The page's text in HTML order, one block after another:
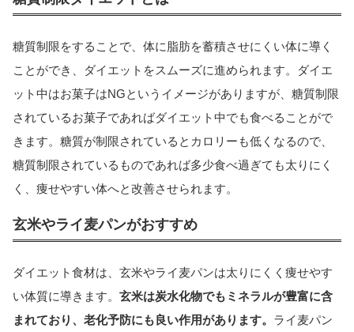
糖質制限をすることで、体に脂肪を蓄積させにくい体に導く
ことができ、ダイエットをスムーズに進められます。ダイエ
ット中はお菓子はNGというイメージがありますが、糖質制限
されているお菓子であればダイエット中でも食べることがで
きます。糖質が制限されているとカロリーも低くなるので、
糖質制限されているものであれば多少食べ過ぎても太りにく
く、痩せやすい体へと改善させられます。
玄米やライ麦パンがおすすめ
ダイエット食材は、玄米やライ麦パンは太りにくく痩せやす
い体質に導きます。 玄米は炭水化物でもミネラルが豊富に含
まれており、老化予防にも良い作用があります。 ライ麦パン